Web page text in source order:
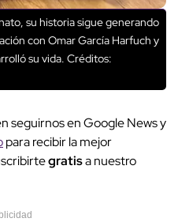
su historia sigue generando
con Omar García Harfuch y
su vida. Créditos:
seguirnos en Google News y
para recibir la mejor
gratisa nuestro